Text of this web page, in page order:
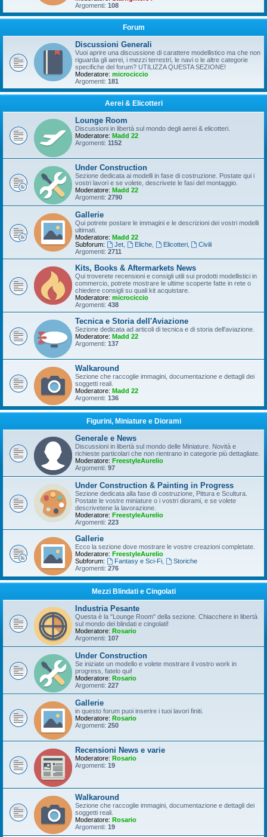
Argomenti: 108
Forum
Discussioni Generali
Vuoi aprire una discussione di carattere modellistico ma che non
riguarda gli aerei, i mezzi terrestri, le navi o le altre categorie
specifiche del forum? UTILIZZA QUESTA SEZIONE!
Moderatore: microciccio
Argomenti: 181
Aerei & Elicotteri
Lounge Room
Discussioni in libertà sul mondo degli aerei & elicotteri.
Moderatore: Madd 22
Argomenti: 1152
Under Construction
Sezione dedicata ai modelli in fase di costruzione. Postate qui i
vostri lavori e se volete, descrivete le fasi del montaggio.
Moderatore: Madd 22
Argomenti: 2790
Gallerie
Qui potrete postare le immagini e le descrizioni dei vostri modelli
ultimati.
Moderatore: Madd 22
Subforum:
Jet, Eliche, Elicotteri,
Civili
Argomenti: 2711
Kits, Books & Aftermarkets News
Qui troverete recensioni e consigli utili sui prodotti modellistici in
commercio, potrete mostrare le ultime scoperte fatte in rete o
chiedere consigli su quali kit acquistare.
Moderatore: microciccio
Argomenti: 438
Tecnica e Storia dell'Aviazione
Sezione dedicata ad articoli di tecnica e di storia dell'aviazione.
Moderatore: Madd 22
Argomenti: 137
Walkaround
Sezione che raccoglie immagini, documentazione e dettagli dei
soggetti reali.
Moderatore: Madd 22
Argomenti: 136
Figurini, Miniature e Diorami
Generale e News
Discussioni in libertà sul mondo delle Miniature. Novità e
richieste particolari che non rientrano in categorie più dettagliate.
Moderatore: FreestyleAurelio
Argomenti: 97
Under Construction & Painting in Progress
Sezione dedicata alla fase di costruzione, Pittura e Scultura.
Postate le vostre miniature o i vostri diorami, e se volete
descrivetene la lavorazione.
Moderatore: FreestyleAurelio
Argomenti: 223
Gallerie
Ecco la sezione dove mostrare le vostre creazioni completate.
Moderatore: FreestyleAurelio
Subforum:
Fantasy e Sci-Fi,
Storiche
Argomenti: 276
Mezzi Blindati e Cingolati
Industria Pesante
Questa è la "Lounge Room" della sezione. Chiacchere in libertà
sul mondo dei blindati e cingolati!
Moderatore: Rosario
Argomenti: 107
Under Construction
Se iniziate un modello e volete mostrare il vostro work in
progress, fatelo qui!
Moderatore: Rosario
Argomenti: 227
Gallerie
in questo forum puoi inserire i tuoi lavori finiti.
Moderatore: Rosario
Argomenti: 250
Recensioni News e varie
Moderatore: Rosario
Argomenti: 19
Walkaround
Sezione che raccoglie immagini, documentazione e dettagli dei
soggetti reali.
Moderatore: Rosario
Argomenti: 19